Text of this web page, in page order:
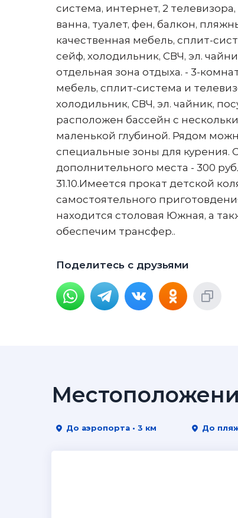
система, интернет, 2
ванна, туалет, фен, балкон,
качественная мебель, сплит-
сейф, холодильник, СВЧ, эл.
отдельная зона отдыха. - 3-
мебель, сплит-система и
холодильник, СВЧ, эл. чайник,
расположен бассейн с
маленькой глубиной. Рядом
специальные зоны для курения.
дополнительного места - 300
31.10.Имеется прокат детской
самостоятельного
находится столовая Южная, а
обеспечим трансфер..
Поделитесь с друзьями
До аэропорта • 3 км До